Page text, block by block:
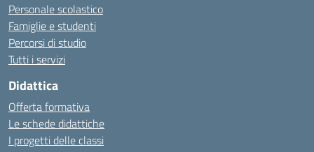
Personale scolastico
Famiglie e studenti
Percorsi di studio
Tutti i servizi
Didattica
Offerta formativa
Le schede didattiche
I progetti delle classi